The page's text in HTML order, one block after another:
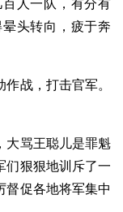
人一队，有分有
头转向，疲于奔
战，打击官军。
大骂王聪儿是罪魁
们狠狠地训斥了一
督促各地将军集中